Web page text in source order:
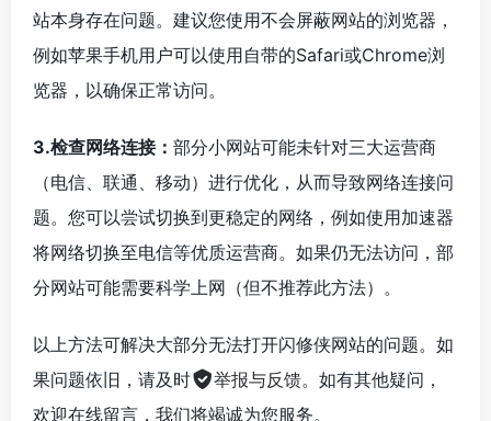
站本身存在问题。建议您使用不会屏蔽网站的浏览器，
例如苹果手机用户可以使用自带的Safari或Chrome浏
览器，以确保正常访问。
3.检查网络连接： 部分小网站可能未针对三大运营商
（电信、联通、移动）进行优化，从而导致网络连接问
题。您可以尝试切换到更稳定的网络，例如使用加速器
将网络切换至电信等优质运营商。如果仍无法访问，部
分网站可能需要科学上网（但不推荐此方法）。
以上方法可解决大部分无法打开闪修侠网站的问题。如
果问题依旧，请及时
举报与反馈。如有其他疑问，
欢迎在线留言，我们将竭诚为您服务。